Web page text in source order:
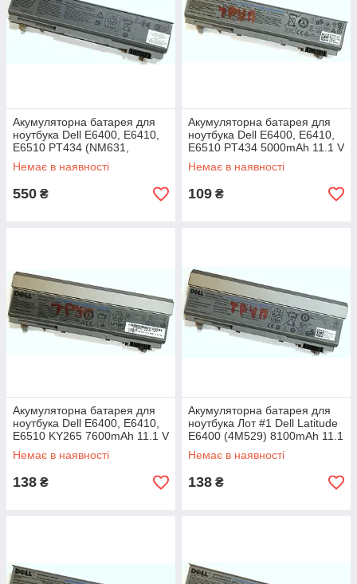
Акумуляторна батарея для
ноутбука Dell E6400, E6410,
E6510 PT434 (NM631,
KY265) 5200mAh 11.1 V Li-ion
Б/В
Немає в наявності
550 ₴
Акумуляторна батарея для
ноутбука Dell E6400, E6410,
E6510 PT434 5000mAh 11.1 V
Li-ion Б/У - МІНУС
Немає в наявності
109 ₴
Акумуляторна батарея для
ноутбука Dell E6400, E6410,
E6510 KY265 7600mAh 11.1 V
Li-ion Б/В - МІНУС
Немає в наявності
138 ₴
Акумуляторна батарея для
ноутбука Лот #1 Dell Latitude
E6400 (4M529) 8100mAh 11.1
V Li-ion Б/В - МІНУС
Немає в наявності
138 ₴